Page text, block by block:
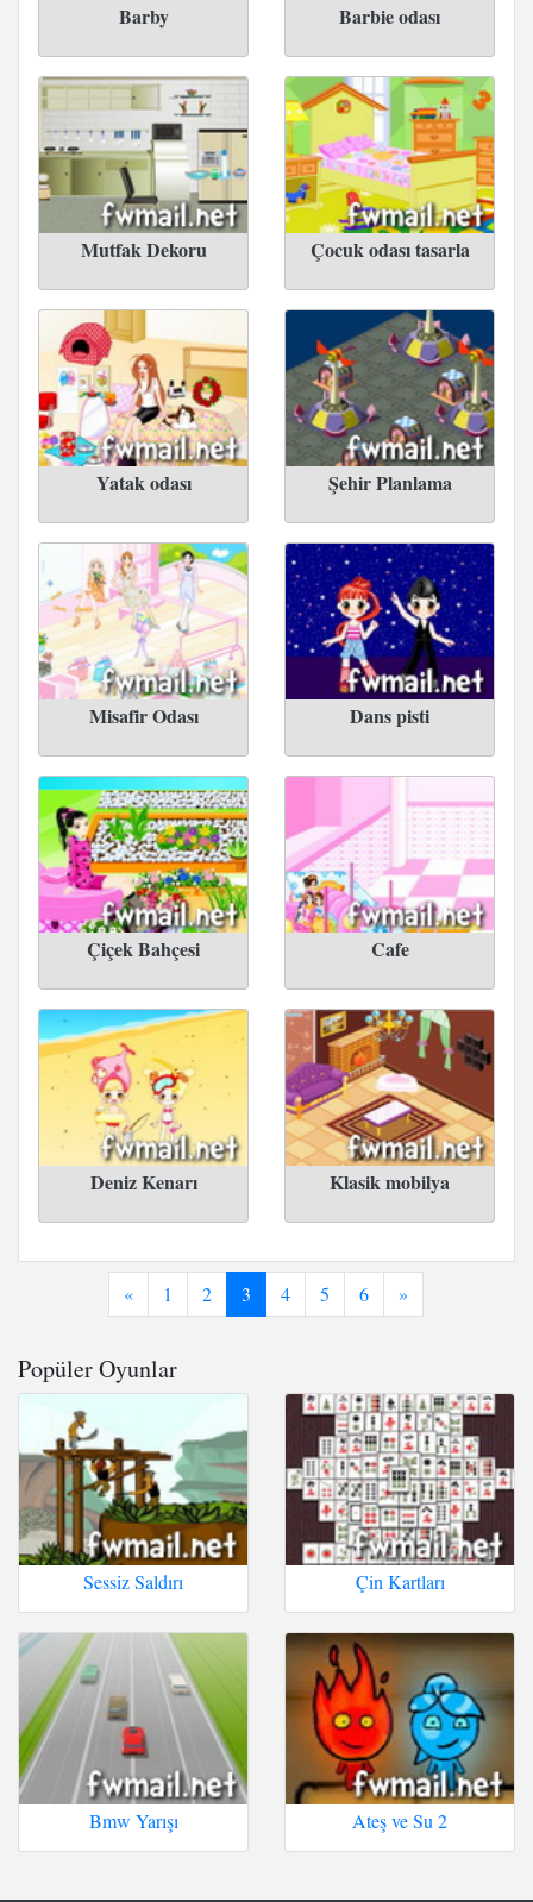
Barby Barbie odası
Mutfak Dekoru Çocuk odası tasarla
Yatak odası Şehir Planlama
Misafir Odası Dans pisti
Çiçek Bahçesi Cafe
Deniz Kenarı Klasik mobilya
« 1 2 3 4 5 6 »
Popüler Oyunlar
Sessiz Saldırı Çin Kartları
Bmw Yarışı Ateş ve Su 2